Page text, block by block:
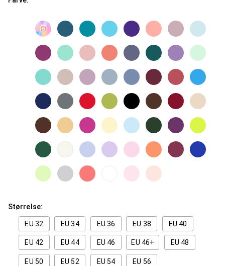
Størrelse:
EU 32 EU 34 EU 36 EU 38 EU 40
EU 42 EU 44 EU 46 EU 46+ EU 48
EU 50 EU 52 EU 54 EU 56